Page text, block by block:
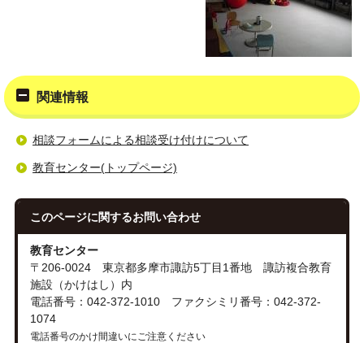
関連情報
相談フォームによる相談受け付けについて
教育センター(トップページ)
このページに関するお問い合わせ
教育センター
〒206-0024 東京都多摩市諏訪5丁目1番地 諏訪複合教育
施設（かけはし）内
電話番号：042-372-1010 ファクシミリ番号：042-372-
1074
電話番号のかけ間違いにご注意ください